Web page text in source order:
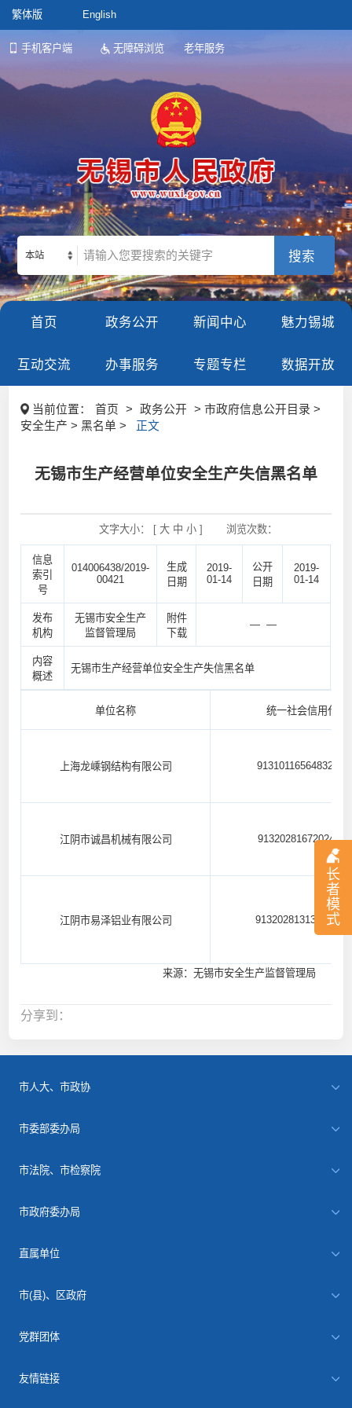
繁体版 English
手机客户端 无障碍浏览 老年服务
长
者
模
式
本站
首页 政务公开 新闻中心 魅力锡城
互动交流 办事服务 专题专栏 数据开放
当前位置： 首页 > 政务公开
> 市政府信息公开目录 >
安全生产 > 黑名单 >
正文
无锡市生产经营单位安全生产失信黑名单
文字大小： [ 大 中 小] 浏览次数：
信息
索引
号
014006438/2019-
00421
生成
日期
2019-
01-14
公开
日期
2019-
01-14
发布
机构
无锡市安全生产
监督管理局
附件
下载
— —
内容
概述
无锡市生产经营单位安全生产失信黑名单
单位名称 统一社会信用代码
上海龙嵊钢结构有限公司
江阴市诚昌机械有限公司
江阴市易泽铝业有限公司
来源：无锡市安全生产监督管理局
分享到：
市人大、市政协
市委部委办局
市法院、市检察院
市政府委办局
直属单位
市(县)、区政府
党群团体
友情链接